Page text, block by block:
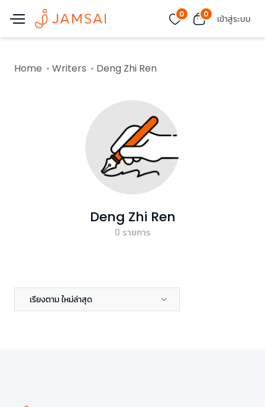
0 0 เข้าสู่ระบบ
Home Writers Deng Zhi Ren
Deng Zhi Ren
0 รายการ
เรียงตาม ใหม่ล่าสุด